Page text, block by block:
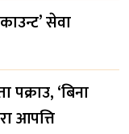
सेवा
पक्राउ, ‘बिना
आपत्ति